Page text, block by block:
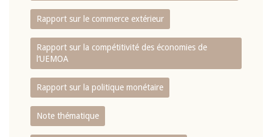
Rapport sur le commerce extérieur
Rapport sur la compétitivité des économies de
l‘UEMOA
Rapport sur la politique monétaire
Note thématique